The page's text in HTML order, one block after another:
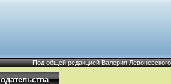
Под общей редакцией Валерия Левоневского